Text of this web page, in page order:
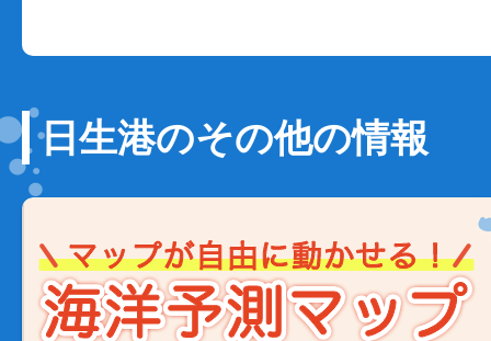
日生港のその他の情報